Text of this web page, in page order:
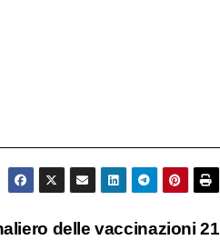
delle vaccinazioni 21